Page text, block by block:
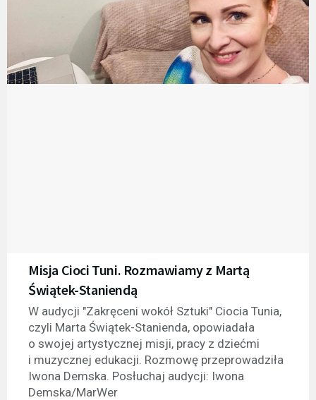
Misja Cioci Tuni. Rozmawiamy z Martą
Świątek-Staniendą
W audycji "Zakręceni wokół Sztuki" Ciocia Tunia,
czyli Marta Świątek-Stanienda, opowiadała
o swojej artystycznej misji, pracy z dziećmi
i muzycznej edukacji. Rozmowę przeprowadziła
Iwona Demska. Posłuchaj audycji: Iwona
Demska/MarWer